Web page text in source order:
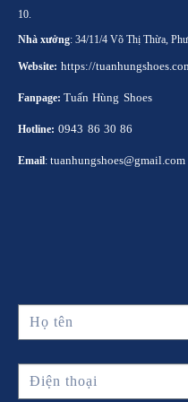
10.
Nhà xưởng: 34/11/4 Võ Thị Thừa,
Website: https://
Fanpage: Tuấn Hùng Shoes
Hotline: 0943 86 30 86
Email: tuanhungshoes@gmail.com